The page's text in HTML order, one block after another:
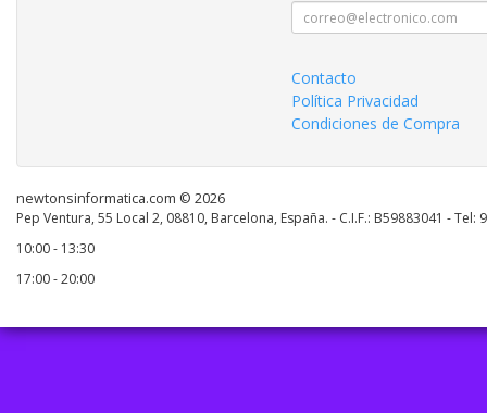
Contacto
Política Privacidad
Condiciones de Compra
newtonsinformatica.com © 2026
Pep Ventura, 55 Local 2, 08810, Barcelona, España. - C.I.F.: B59883041 - Tel:
10:00 - 13:30
17:00 - 20:00